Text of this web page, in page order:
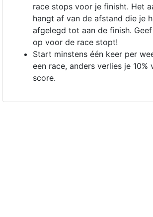
race stops voor je finisht. Het
hangt af van de afstand die je
afgelegd tot aan de finish.
op voor de race stopt!
Start minstens één keer per
een race, anders verlies je 10%
score.